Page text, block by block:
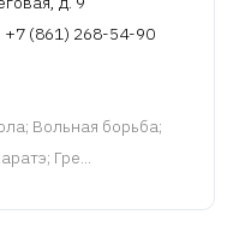
(861) 268-54-90
; Вольная борьба;
Гре...